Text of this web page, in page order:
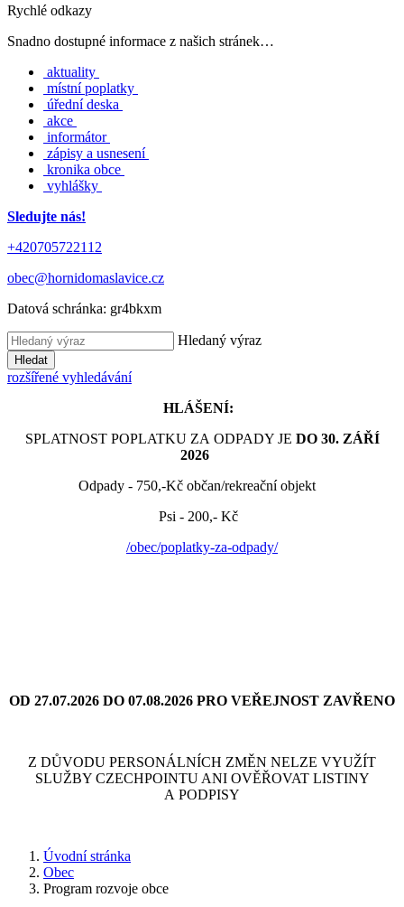
Rychlé odkazy
Snadno dostupné informace z našich stránek…
aktuality
místní poplatky
úřední deska
akce
informátor
zápisy a usnesení
kronika obce
vyhlášky
Sledujte nás!
+420705722112
obec@hornidomaslavice.cz
Datová schránka: gr4bkxm
Hledaný výraz
Hledat
rozšířené vyhledávání
HLÁŠENÍ:
SPLATNOST POPLATKU ZA ODPADY JE DO 30. ZÁŘÍ
2026
Odpady - 750,-Kč občan/rekreační objekt
Psi - 200,- Kč
/obec/poplatky-za-odpady/
OD 27.07.2026 DO 07.08.2026 PRO VEŘEJNOST ZAVŘENO
Z DŮVODU PERSONÁLNÍCH ZMĚN NELZE VYUŽÍT
SLUŽBY CZECHPOINTU ANI OVĚŘOVAT LISTINY
A PODPISY
Úvodní stránka
Obec
Program rozvoje obce